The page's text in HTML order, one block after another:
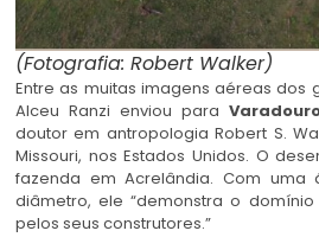
(Fotografia: Robert Walker)
Entre as muitas imagens aéreas dos
Alceu Ranzi enviou para
doutor em antropologia Robert S.
Missouri, nos Estados Unidos. O
fazenda em Acrelândia. Com
diâmetro, ele “demonstra o
pelos seus construtores.”